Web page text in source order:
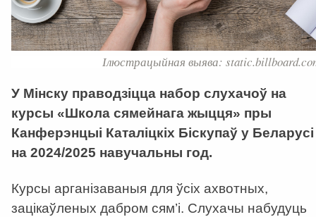
Ілюстрацыйная выява:
У Мінску праводзіцца набор слухачоў на
курсы «Школа сямейнага жыцця» пры
Канферэнцыі Каталіцкіх Біскупаў у Беларусі
на 2024/2025 навучальны год.
Курсы арганізаваныя для ўсіх ахвотных,
зацікаўленых дабром сям’і. Слухачы набудуць